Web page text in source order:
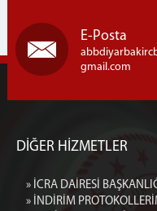
E-Posta
gmail.com
DİĞER HİZMETLER
» İCRA DAİRESİ
» İNDİRİM